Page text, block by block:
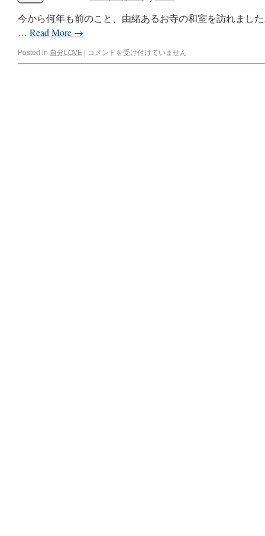
今から何年も前のこと、由緒あるお寺の和室を訪れまし
… Read More →
Posted in 自分LOVE | コメントを受け付けていません